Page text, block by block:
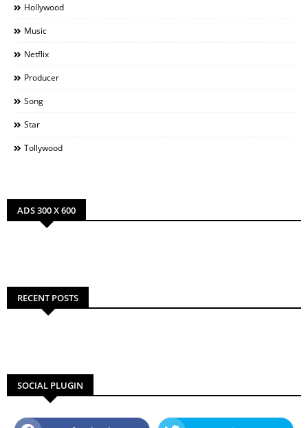
Hollywood
Music
Netflix
Producer
Song
Star
Tollywood
ADS 300 X 600
RECENT POSTS
SOCIAL PLUGIN